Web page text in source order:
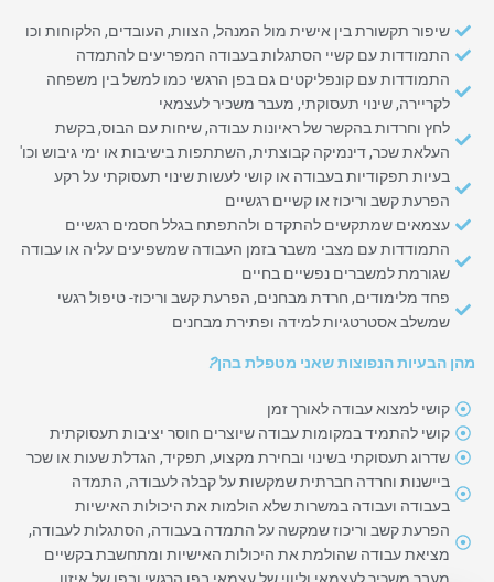
שיפור תקשורת בין אישית מול המנהל, הצוות, העובדים, הלקוחות וכו
התמודדות עם קשיי הסתגלות בעבודה המפריעים להתמדה
התמודדות עם קונפליקטים גם בפן הרגשי כמו למשל בין משפחה
לקריירה, שינוי תעסוקתי, מעבר משכיר לעצמאי
לחץ וחרדות בהקשר של ראיונות עבודה, שיחות עם הבוס, בקשת
העלאת שכר, דינמיקה קבוצתית, השתתפות בישיבות או ימי גיבוש וכו'
בעיות תפקודיות בעבודה או קושי לעשות שינוי תעסוקתי על רקע
הפרעת קשב וריכוז או קשיים רגשיים
עצמאים שמתקשים להתקדם ולהתפתח בגלל חסמים רגשיים
התמודדות עם מצבי משבר בזמן העבודה שמשפיעים עליה או עבודה
שגורמת למשברים נפשיים בחיים
פחד מלימודים, חרדת מבחנים, הפרעת קשב וריכוז- טיפול רגשי
שמשלב אסטרטגיות למידה ופתירת מבחנים
מהן הבעיות הנפוצות שאני מטפלת בהן?
קושי למצוא עבודה לאורך זמן
קושי להתמיד במקומות עבודה שיוצרים חוסר יציבות תעסוקתית
שדרוג תעסוקתי בשינוי ובחירת מקצוע, תפקיד, הגדלת שעות או שכר
ביישנות וחרדה חברתית שמקשות על קבלה לעבודה, התמדה
בעבודה ועבודה במשרות שלא הולמות את היכולות האישיות
הפרעת קשב וריכוז שמקשה על התמדה בעבודה, הסתגלות לעבודה,
מציאת עבודה שהולמת את היכולות האישיות ומתחשבת בקשיים